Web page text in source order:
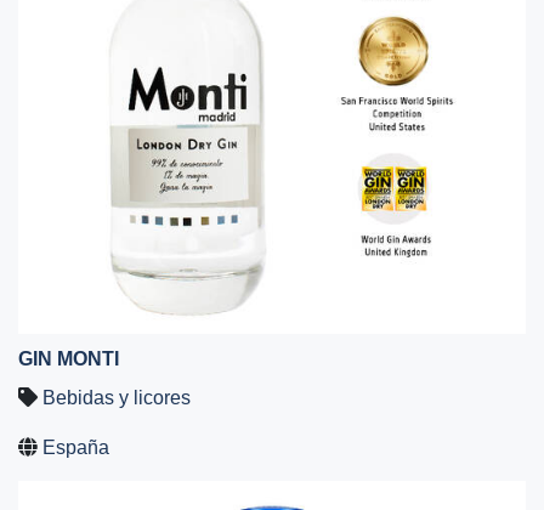
GIN MONTI
Bebidas y licores
España